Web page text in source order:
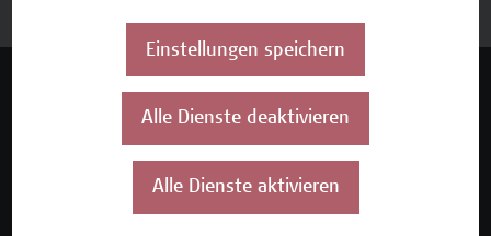
Mehr Infos gewünscht?
Einstellungen speichern
Alle Dienste deaktivieren
Alle Dienste aktivieren